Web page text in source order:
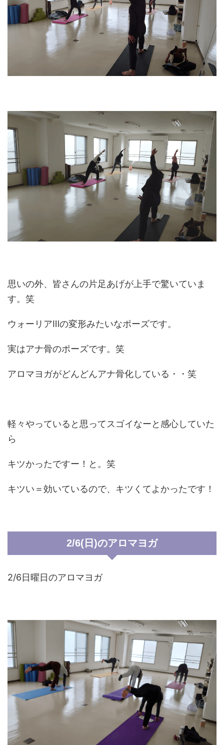
思いの外、皆さんの片足あげが上手で驚いていま
す。笑
ウォーリアⅢの変形みたいなポーズです。
実はアナ骨のポーズです。笑
アロマヨガがどんどんアナ骨化している・・笑
軽々やっていると思ってスゴイなーと感心していた
ら
キツかったですー！と。笑
キツい＝効いているので、キツくてよかったです！
2/6(日)のアロマヨガ
2/6日曜日のアロマヨガ